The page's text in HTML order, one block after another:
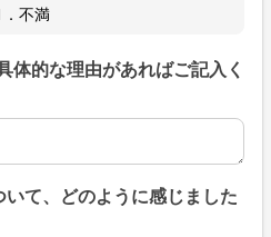
．不満
体的な理由があればご記入く
体的な理由があればご記入くだ
て、どのように感じました